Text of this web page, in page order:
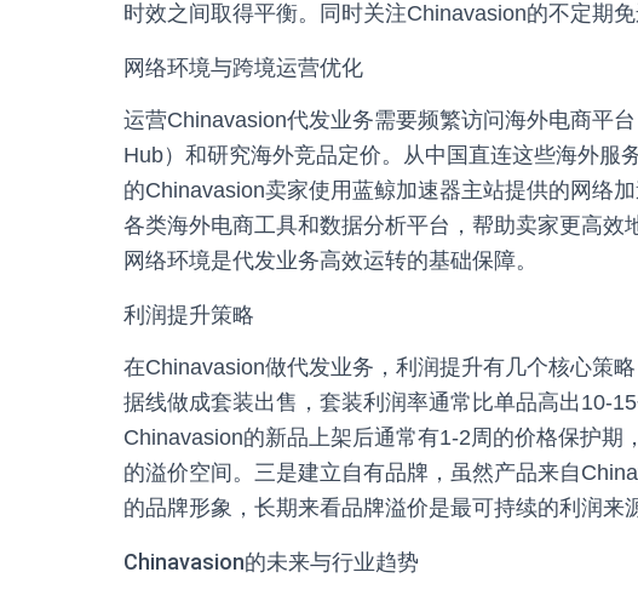
时效之间取得平衡。同时关注Chinavasion的不定期
网络环境与跨境运营优化
运营Chinavasion代发业务需要频繁访问海外电商平
Hub）和研究海外竞品定价。从中国直连这些海外服
的Chinavasion卖家使用蓝鲸加速器主站提供的网络
各类海外电商工具和数据分析平台，帮助卖家更高
网络环境是代发业务高效运转的基础保障。
利润提升策略
在Chinavasion做代发业务，利润提升有几个核心策
据线做成套装出售，套装利润率通常比单品高出10-
Chinavasion的新品上架后通常有1-2周的价格保护期
的溢价空间。三是建立自有品牌，虽然产品来自
的品牌形象，长期来看品牌溢价是最可持续的利润来
Chinavasion的未来与行业趋势